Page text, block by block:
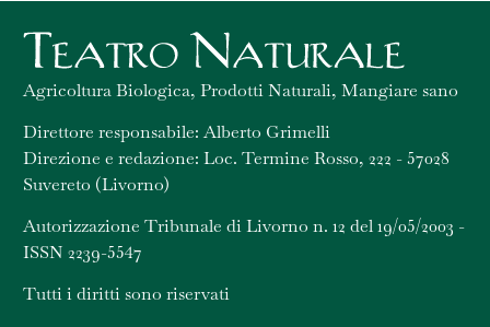
Agricoltura Biologica, Prodotti Naturali, Mangiare sano
Direttore responsabile: Alberto Grimelli
Direzione e redazione: Loc. Termine Rosso, 222 - 57028
Suvereto (Livorno)
Autorizzazione Tribunale di Livorno n. 12 del 19/05/2003 -
ISSN 2239-5547
Tutti i diritti sono riservati